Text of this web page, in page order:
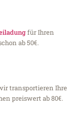
für Ihren
ab 50€.
transportieren Ihre
preiswert ab 80€.